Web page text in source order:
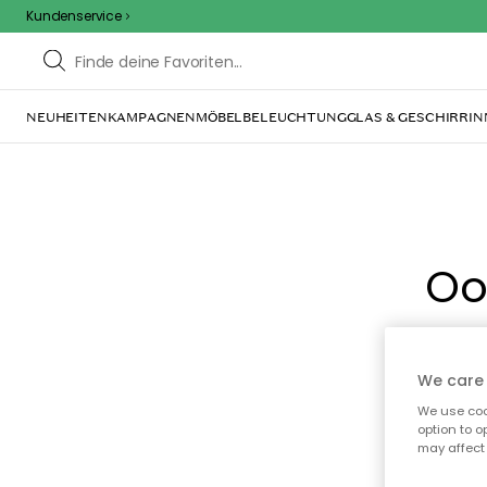
Kundenservice
NEUHEITENKAMPAGNENMÖBELBELEUCHTUNGGLAS & GESCHIRR
We
We use
option to
may affect